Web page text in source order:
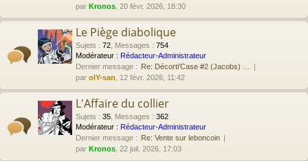
par Kronos , 20 févr. 2026, 18:30
Le Piège diabolique
Sujets : 72 Messages : 754
Modérateur : Rédacteur-Administrateur
Dernier message : Re: Décorti'Case #2 (Jacobs) …
par olY-san , 12 févr. 2026, 11:42
L'Affaire du collier
Sujets : 35 Messages : 362
Modérateur : Rédacteur-Administrateur
Dernier message : Re: Vente sur leboncoin
par Kronos , 22 juil. 2026, 17:03